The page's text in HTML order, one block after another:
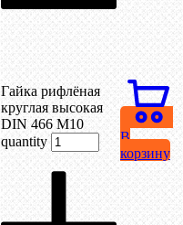
Гайка рифлёная
круглая высокая
DIN 466 М10
quantity
В
корзину